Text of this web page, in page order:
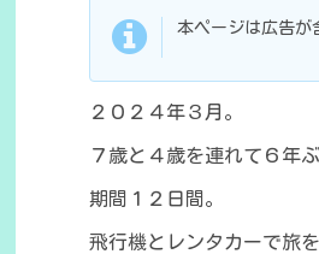
本ページは広告が
２０２４年３月。
７歳と４歳を連れて６年
期間１２日間。
飛行機とレンタカーで旅